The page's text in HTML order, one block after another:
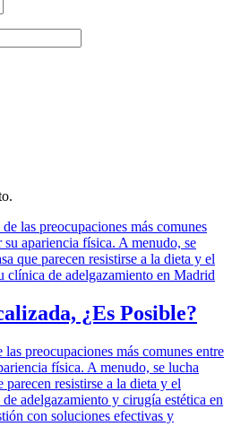
¿Es Posible?
preocupaciones más comunes entre
física. A menudo, se lucha
parecen resistirse a la dieta y el
adelgazamiento y cirugía estética en
con soluciones efectivas y